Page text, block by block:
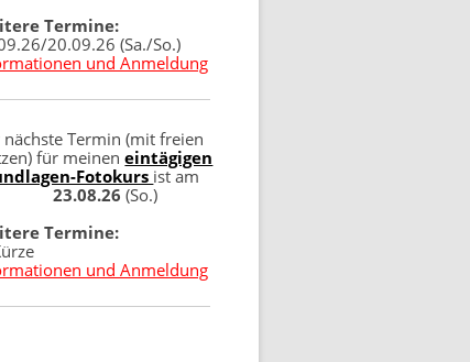
Termine:
20.09.26 (Sa./So.)
und Anmeldung
nächste Termin (mit freien
für meineneintägigen
Fotokurs ist am
23.08.26 (So.)
Termine:
und Anmeldung